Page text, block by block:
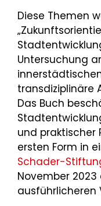
Diese Themen
Untersuchung
transdiziplinäre
Das Buch
und praktischer
ersten Form in
Schader-
November
ausführlicheren